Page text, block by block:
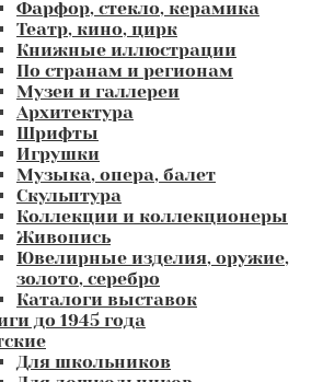
Фарфор, стекло, керамика
Театр, кино, цирк
Книжные иллюстрации
По странам и регионам
Музеи и галлереи
Архитектура
Шрифты
Игрушки
Музыка, опера, балет
Скульптура
Коллекции и коллекционеры
Живопись
Ювелирные изделия, оружие,
золото, серебро
Каталоги выставок
до 1945 года
Для школьников